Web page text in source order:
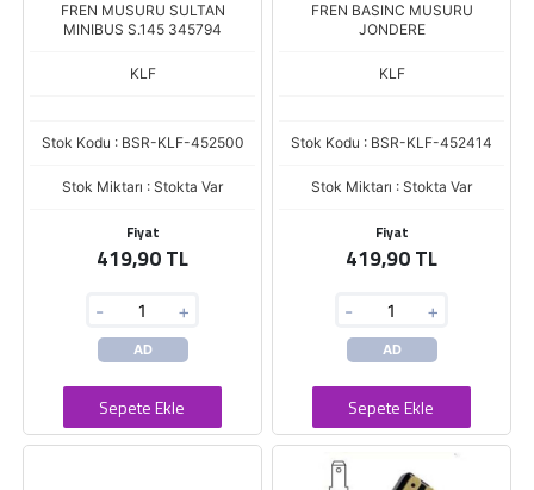
FREN MUSURU SULTAN
MINIBUS S.145 345794
KLF
Stok Kodu : BSR-KLF-452500
Stok Miktarı : Stokta Var
Fiyat
419,90 TL
- +
AD
Sepete Ekle
FREN BASINC MUSURU
JONDERE
KLF
Stok Kodu : BSR-KLF-452414
Stok Miktarı : Stokta Var
Fiyat
419,90 TL
- +
AD
Sepete Ekle